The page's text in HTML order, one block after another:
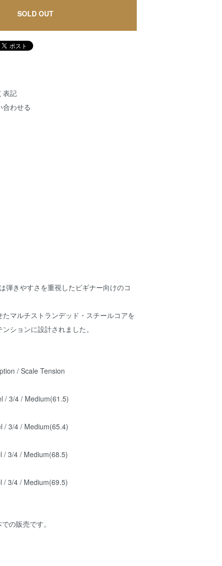
SOLD OUT
表記
合わせる
弾きやすさを重視したビギナー向けのコ
たマルチストランデッド・スチールコアを
ションに設計されました。
/ Scale Tension
/ 3/4 / Medium(61.5)
/ 3/4 / Medium(65.4)
/ 3/4 / Medium(68.5)
/ 3/4 / Medium(69.5)
の販売です。